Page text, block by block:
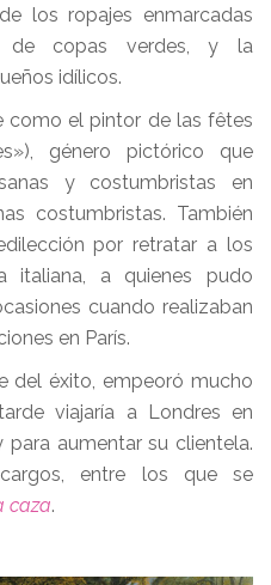
los ropajes enmarcadas
de copas verdes, y la
idílicos.
como el pintor de las fêtes
género pictórico que
y costumbristas en
costumbristas. También
por retratar a los
italiana, a quienes pudo
cuando realizaban
en París.
del éxito, empeoró mucho
viajaría a Londres en
aumentar su clientela.
entre los que se
caza.